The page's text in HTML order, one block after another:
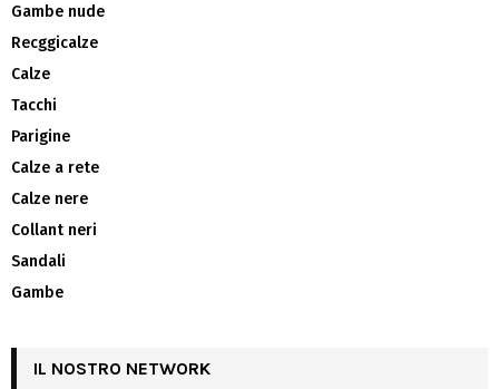
Gambe nude
Recggicalze
Calze
Tacchi
Parigine
Calze a rete
Calze nere
Collant neri
Sandali
Gambe
IL NOSTRO NETWORK